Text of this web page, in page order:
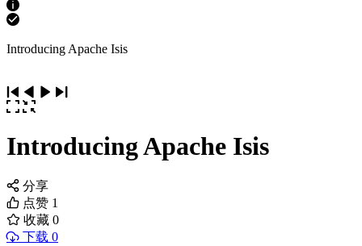
Introducing Apache Isis
Introducing Apache Isis
分享
点赞 1
收藏 0
下载 0